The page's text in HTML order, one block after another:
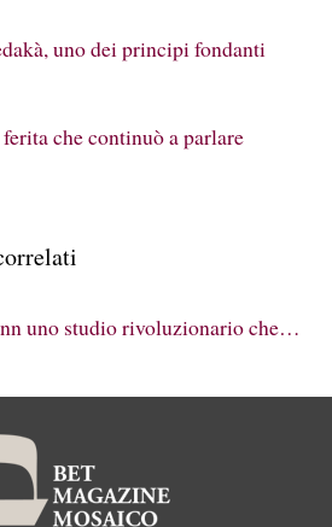
uno dei principi fondanti
che continuò a parlare
uno studio rivoluzionario che…